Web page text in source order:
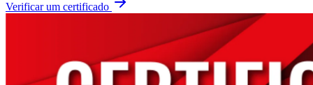
Verificar um certificado